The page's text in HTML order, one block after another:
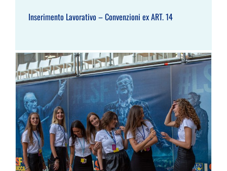
Inserimento Lavorativo – Convenzioni ex ART. 14
Servizio Hostess e Steward